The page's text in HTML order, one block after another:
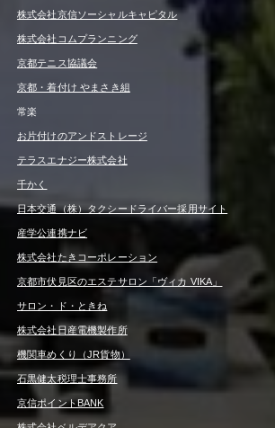
株式会社京信ソーシャルキャピタル
株式会社コムプランニング
京都テニス協議会
京都・着付け やまさき組
常楽
お片付けのアンドストレージ
テラスエナジー株式会社
千かく
日本交通（株）タクシードライバー採用サイト
産学公連携ナビ
株式会社たきコーポレーション
京都市伏見区のエステサロン「ヴィカ VIKA」
サロン・ド・ときね
株式会社日産電機製作所
機関車めくり（JR貨物）
石黒健太税理士事務所
京信ポイントBANK